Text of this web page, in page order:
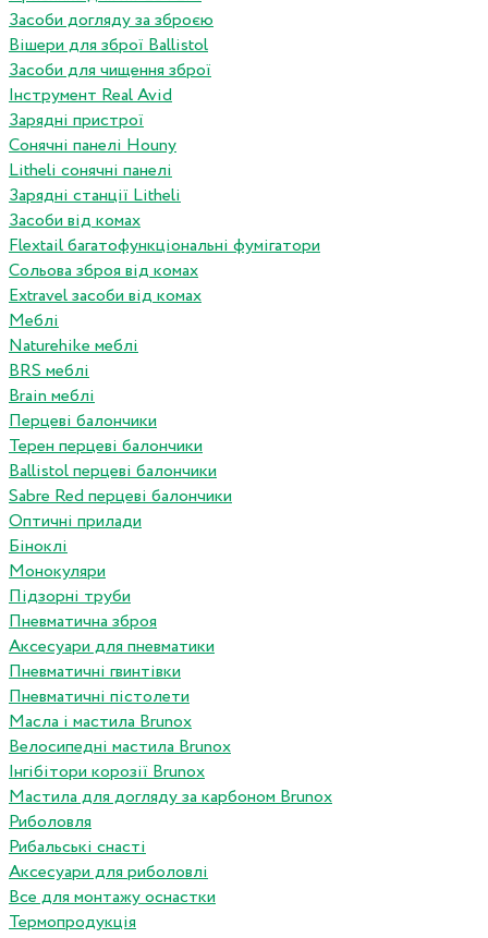
Засоби догляду за зброєю
Вішери для зброї Ballistol
Засоби для чищення зброї
Інструмент Real Avid
Зарядні пристрої
Сонячні панелі Houny
Litheli сонячні панелі
Зарядні станції Litheli
Засоби від комах
Flextail багатофункціональні фумігатори
Сольова зброя від комах
Extravel засоби від комах
Меблі
Naturehike меблі
BRS меблі
Brain меблі
Перцеві балончики
Терен перцеві балончики
Ballistol перцеві балончики
Sabre Red перцеві балончики
Оптичні прилади
Біноклі
Монокуляри
Підзорні труби
Пневматична зброя
Аксесуари для пневматики
Пневматичні гвинтівки
Пневматичні пістолети
Масла і мастила Brunox
Велосипедні мастила Brunox
Інгібітори корозії Brunox
Мастила для догляду за карбоном Brunox
Риболовля
Рибальські снасті
Аксесуари для риболовлі
Все для монтажу оснастки
Термопродукція